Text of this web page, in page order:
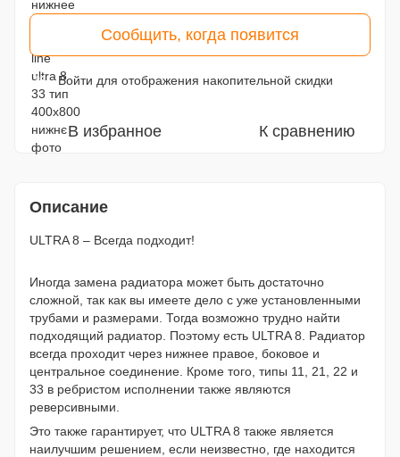
Сообщить, когда появится
% Войти для отображения накопительной скидки
В избранное К сравнению
Описание
ULTRA 8 – Всегда подходит!
Иногда замена радиатора может быть достаточно
сложной, так как вы имеете дело с уже установленными
трубами и размерами. Тогда возможно трудно найти
подходящий радиатор. Поэтому есть ULTRA 8. Радиатор
всегда проходит через нижнее правое, боковое и
центральное соединение. Кроме того, типы 11, 21, 22 и
33 в ребристом исполнении также являются
реверсивными.
Это также гарантирует, что ULTRA 8 также является
наилучшим решением, если неизвестно, где находится